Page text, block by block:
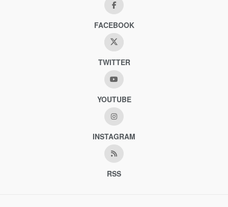
FACEBOOK
TWITTER
YOUTUBE
INSTAGRAM
RSS